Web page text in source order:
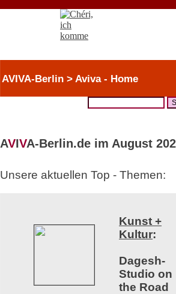
AVIVA-Berlin > Aviva - Home
AVIVA-Berlin.de im August
Unsere aktuellen Top - Themen:
Kunst +
Kultur:
Dagesh-
Studio on
the Road